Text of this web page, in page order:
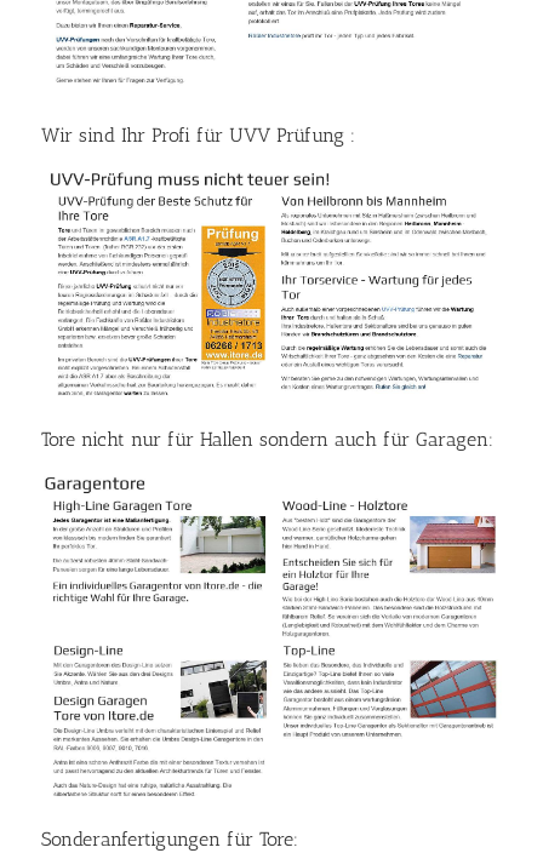
Wir sind Ihr Profi für UVV Prüfung :
Tore nicht nur für Hallen sondern auch für Garagen:
Sonderanfertigungen für Tore: